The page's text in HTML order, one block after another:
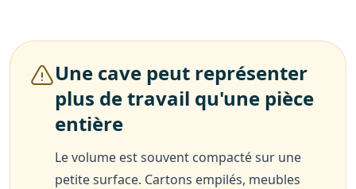
Une cave peut représenter
plus de travail qu'une pièce
entière
Le volume est souvent compacté sur une
petite surface. Cartons empilés, meubles